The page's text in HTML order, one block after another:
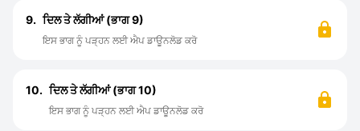
9. ਦਿਲ ਤੇ ਲੱਗੀਆਂ (ਭਾਗ 9)
ਇਸ ਭਾਗ ਨੂੰ ਪੜ੍ਹਨ ਲਈ ਐਪ ਡਾਊਨਲੋਡ ਕਰੋ
10. ਦਿਲ ਤੇ ਲੱਗੀਆਂ (ਭਾਗ 10)
ਇਸ ਭਾਗ ਨੂੰ ਪੜ੍ਹਨ ਲਈ ਐਪ ਡਾਊਨਲੋਡ ਕਰੋ